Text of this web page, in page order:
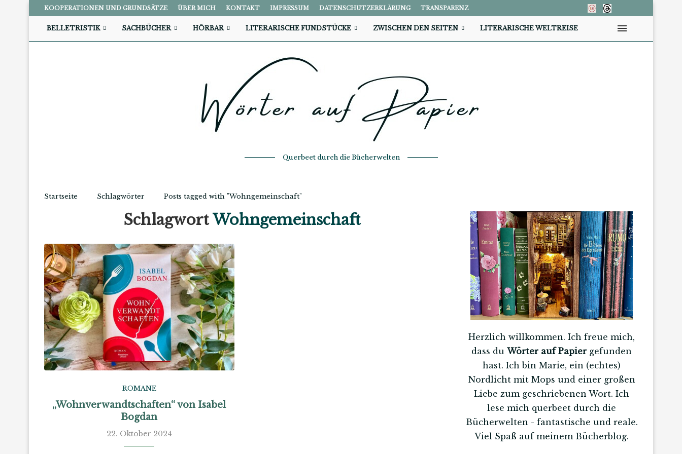
KOOPERATIONEN UND GRUNDSÄTZE ÜBER MICH KONTAKT IMPRESSUM DATENSCHUTZERKLÄRUNG TRANSPARENZ
BELLETRISTIK SACHBÜCHER HÖRBAR LITERARISCHE FUNDSTÜCKE ZWISCHEN DEN SEITEN LITERARISCHE WELTREISE
Querbeet durch die Bücherwelten
Startseite Schlagwörter Posts tagged with "Wohngemeinschaft"
SchlagwortWohngemeinschaft
ROMANE
„Wohnverwandtschaften“ von Isabel
Bogdan
22. Oktober 2024
Herzlich willkommen. Ich freue mich,
dass du Wörter auf Papiergefunden
hast. Ich bin Marie, ein (echtes)
Nordlicht mit Mops und einer großen
Liebe zum geschriebenen Wort. Ich
lese mich querbeet durch die
Bücherwelten - fantastische und reale.
Viel Spaß auf meinem Bücherblog.